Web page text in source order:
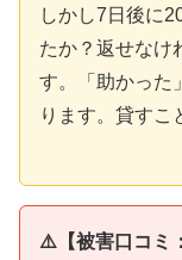
しかし7日後に
たか？返せなけ
す。「助かった
ります。貸すこ
⚠️【被害口コミ